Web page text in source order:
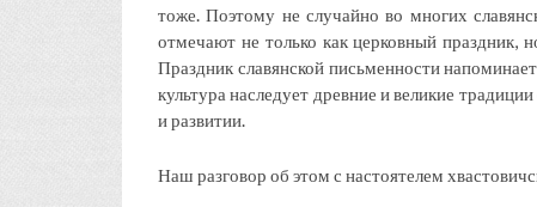
тоже. Поэтому не случайно во многих
отмечают не только как церковный праздник,
Праздник славянской письменности
культура наследует древние и великие
и развитии.
Наш разговор об этом с настоятелем